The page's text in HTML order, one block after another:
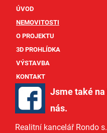
ÚVOD
NEMOVITOSTI
O PROJEKTU
3D PROHLÍDKA
VÝSTAVBA
KONTAKT
Jsme také
nás.
Realitní kancelář Rondo